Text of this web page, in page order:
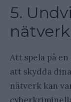
5.
nätverk
Att spela på
att skydda
nätverk kan